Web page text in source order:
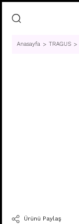
Anasayfa TRAGUS
Ürünü Paylaş